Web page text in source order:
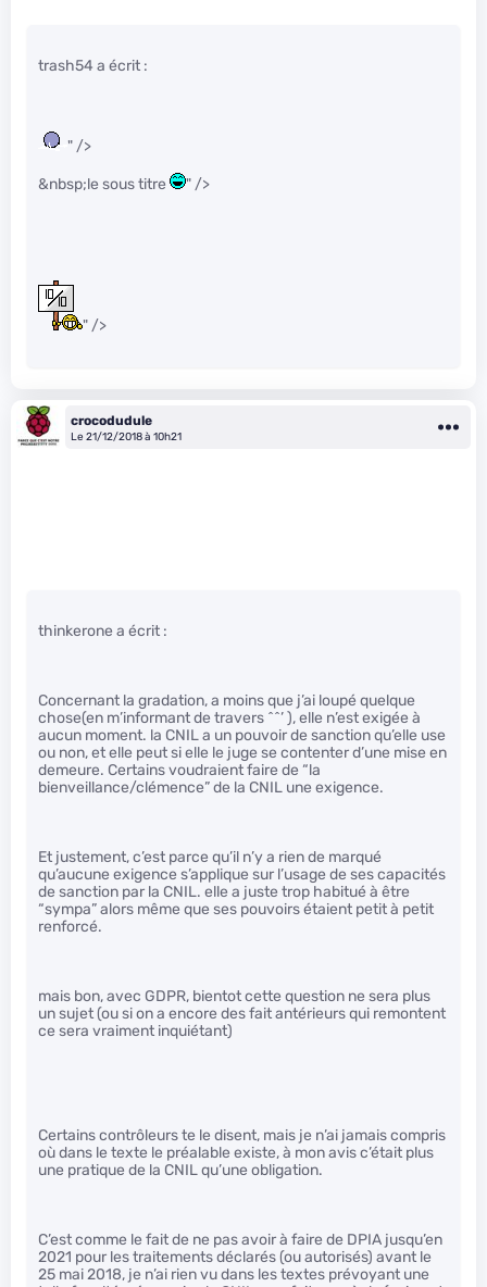
trash54 a écrit :
" />
&nbsp;le sous titre " />
" />
crocodudule
Le 21/12/2018 à 10h21
thinkerone a écrit :
Concernant la gradation, a moins que j’ai loupé quelque
chose(en m’informant de travers ^^’ ), elle n’est exigée à
aucun moment. la CNIL a un pouvoir de sanction qu’elle use
ou non, et elle peut si elle le juge se contenter d’une mise en
demeure. Certains voudraient faire de “la
bienveillance/clémence” de la CNIL une exigence.
Et justement, c’est parce qu’il n’y a rien de marqué
qu’aucune exigence s’applique sur l’usage de ses capacités
de sanction par la CNIL. elle a juste trop habitué à être
“sympa” alors même que ses pouvoirs étaient petit à petit
renforcé.
mais bon, avec GDPR, bientot cette question ne sera plus
un sujet (ou si on a encore des fait antérieurs qui remontent
ce sera vraiment inquiétant)
Certains contrôleurs te le disent, mais je n’ai jamais compris
où dans le texte le préalable existe, à mon avis c’était plus
une pratique de la CNIL qu’une obligation.
C’est comme le fait de ne pas avoir à faire de DPIA jusqu’en
2021 pour les traitements déclarés (ou autorisés) avant le
25 mai 2018, je n’ai rien vu dans les textes prévoyant une